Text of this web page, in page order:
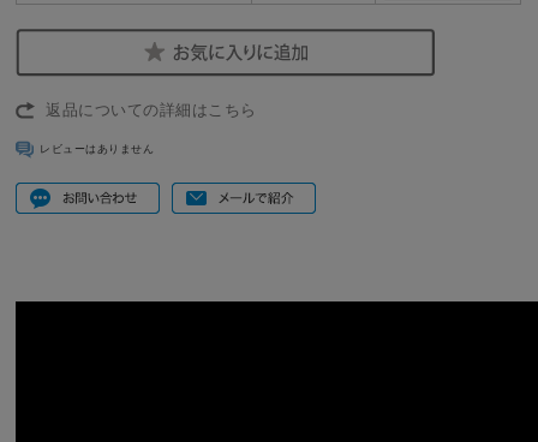
返品についての詳細はこちら
レビューはありません